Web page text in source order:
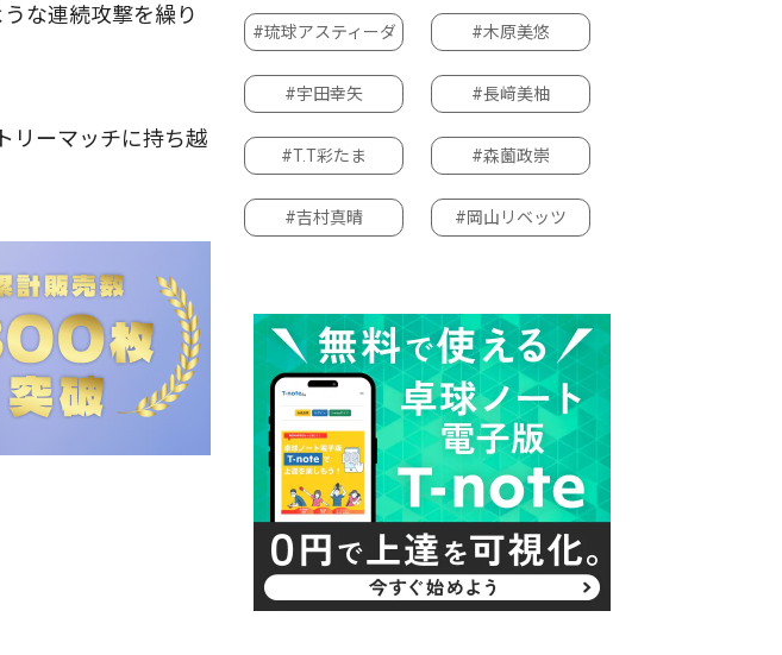
な連続攻撃を繰り
リーマッチに持ち越
#琉球アスティーダ #木原美悠
#宇田幸矢 #長﨑美柚
#T.T彩たま #森薗政崇
#吉村真晴 #岡山リベッツ